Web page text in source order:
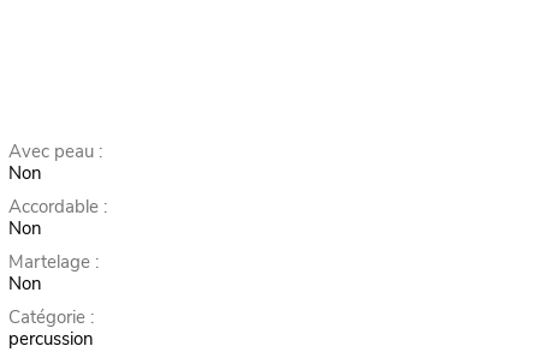
Avec peau :
Non
Accordable :
Non
Martelage :
Non
Catégorie :
percussion